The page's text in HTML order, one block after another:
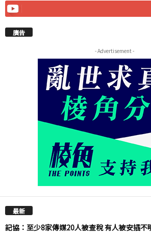
廣告
- Advertisement -
最新
記協：至少8家傳媒20人被查稅 有人被安插不